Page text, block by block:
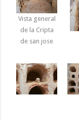
Vista general
de la Cripta
de san jose